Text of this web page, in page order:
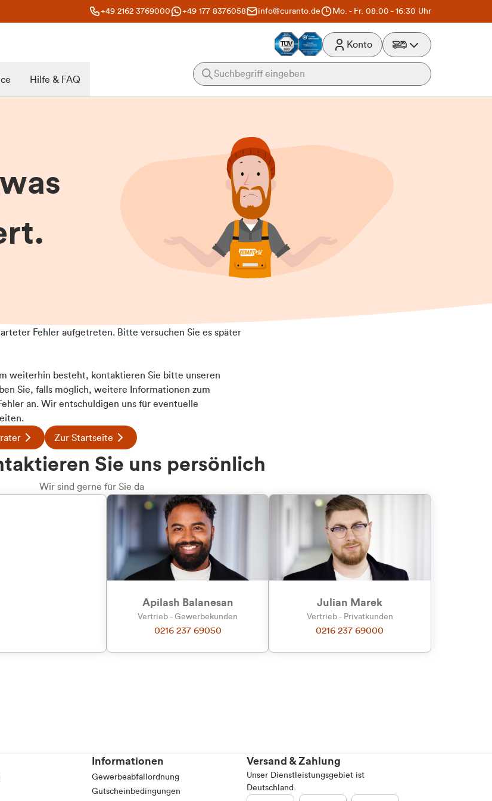
+49 2162 3769000 +49 177 8376058 info@curanto.de Mo. - Fr. 08.00 - 16:30 Uhr
Konto
Hilfe & FAQ
Fehler aufgetreten. Bitte versuchen Sie es später
weiterhin besteht, kontaktieren Sie bitte unseren
Sie, falls möglich, weitere Informationen zum
an. Wir entschuldigen uns für eventuelle
Zur Startseite
Sie uns persönlich
Wir sind gerne für Sie da
Apilash Balanesan
Vertrieb - Gewerbekunden
0216 237 69050
Julian Marek
Vertrieb - Privatkunden
0216 237 69000
Informationen
Gewerbeabfallordnung
Gutscheinbedingungen
Versand & Zahlung
Unser Dienstleistungsgebiet ist
Deutschland.